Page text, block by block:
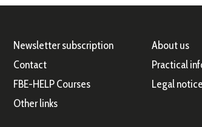
Newsletter subscription
Contact
FBE-HELP Courses
Other links
About us
Practical
Legal notice